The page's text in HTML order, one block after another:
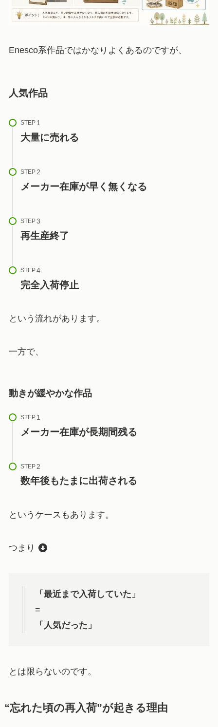
Enesco系作品ではかなりよくあるのですが、
人気作品
STEP
大量に売れる
STEP
メーカー在庫が早く無くなる
STEP
再生産終了
STEP
完全入荷停止
という流れがあります。
一方で、
動きが緩やかな作品
STEP
メーカー在庫が長期間残る
STEP
数年後もたまに出荷される
というケースもあります。
つまり
「最近まで入荷していた」
=
「人気だった」
とは限らないのです。
“忘れた頃の再入荷”が起きる理由